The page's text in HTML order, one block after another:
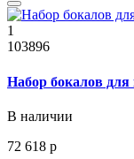
1
103896
Набор бокалов
В наличии
72 618 р